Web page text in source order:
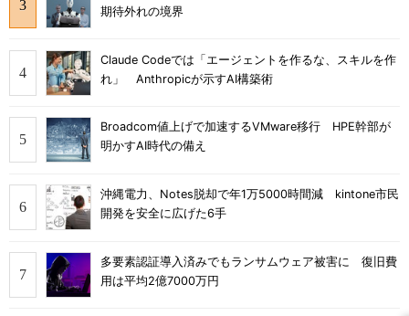
期待外れの境界
Claude Codeでは「エージェントを作るな、スキルを作
れ」 Anthropicが示すAI構築術
Broadcom値上げで加速するVMware移行 HPE幹部が
明かすAI時代の備え
沖縄電力、Notes脱却で年1万5000時間減 kintone市民
開発を安全に広げた6手
多要素認証導入済みでもランサムウェア被害に 復旧費
用は平均2億7000万円